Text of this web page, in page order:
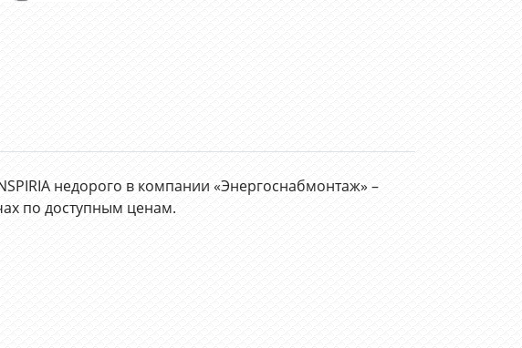
недорого в компании «Энергоснабмонтаж» –
по доступным ценам.